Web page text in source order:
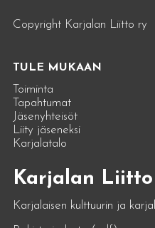
Copyright Karjalan Liitto ry
TULE MUKAAN
Toiminta
Tapahtumat
Jäsenyhteisöt
Liity jäseneksi
Karjalatalo
Karjalan Liitto
Karjalaisen kulttuurin ja